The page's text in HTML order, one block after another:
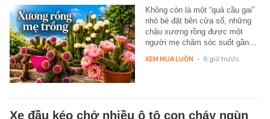
Không còn là một “quả cầu gai”
nhỏ bé đặt bên cửa sổ, những
chậu xương rồng được một
người mẹ chăm sóc suốt gần…
XEM MUA LUÔN - 6 giờ trước
Xe đầu kéo chở nhiều ô tô con cháy ngùn